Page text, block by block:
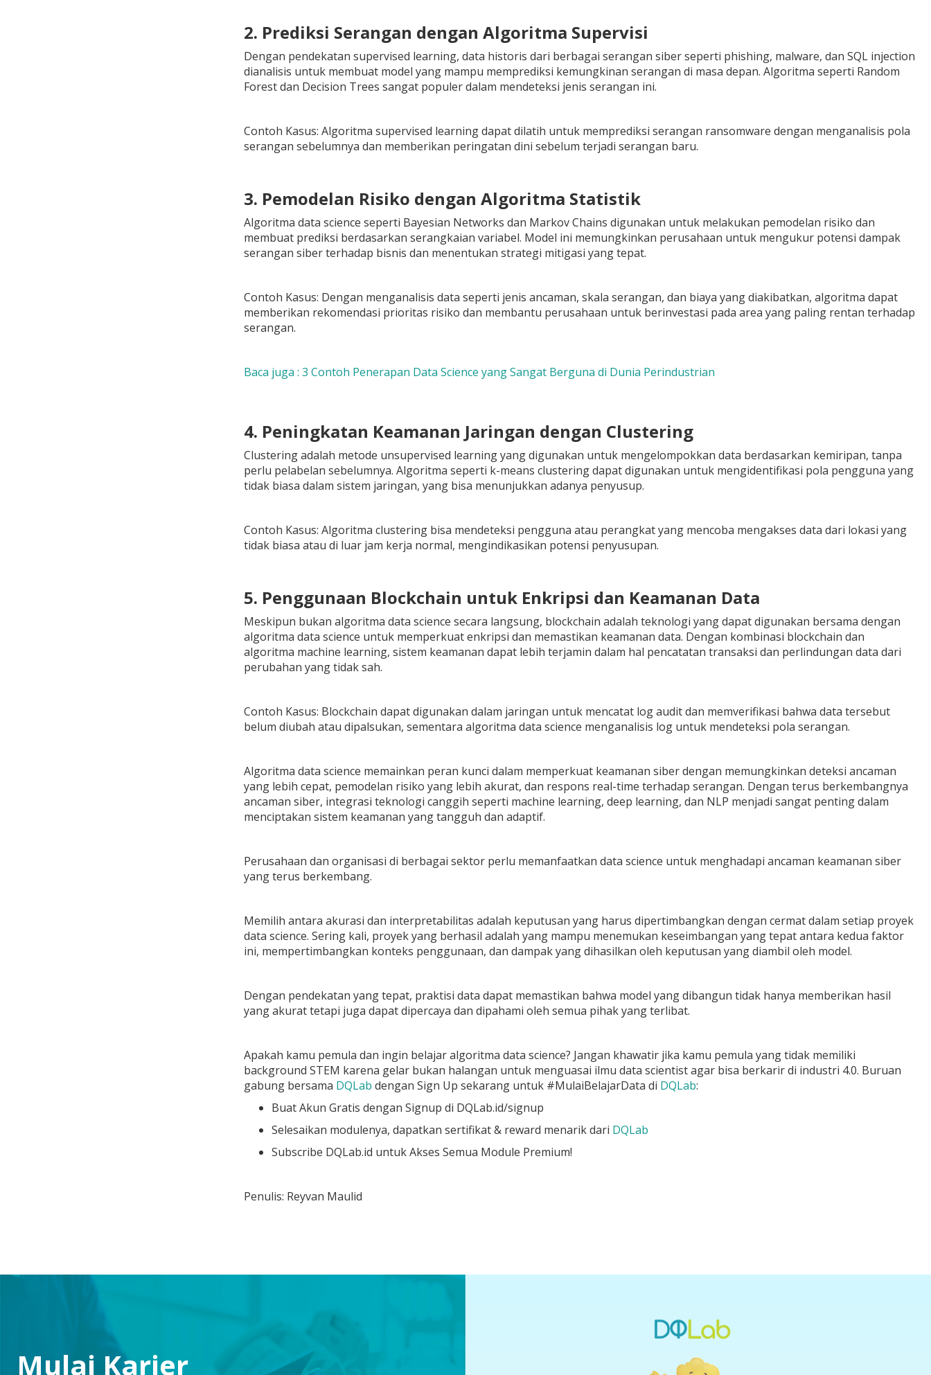
2. Prediksi Serangan dengan Algoritma Supervisi
Dengan pendekatan supervised learning, data historis dari berbagai serangan siber seperti phishing, malware, dan SQL injection
dianalisis untuk membuat model yang mampu memprediksi kemungkinan serangan di masa depan. Algoritma seperti Random
Forest dan Decision Trees sangat populer dalam mendeteksi jenis serangan ini.
Contoh Kasus: Algoritma supervised learning dapat dilatih untuk memprediksi serangan ransomware dengan menganalisis pola
serangan sebelumnya dan memberikan peringatan dini sebelum terjadi serangan baru.
3. Pemodelan Risiko dengan Algoritma Statistik
Algoritma data science seperti Bayesian Networks dan Markov Chains digunakan untuk melakukan pemodelan risiko dan
membuat prediksi berdasarkan serangkaian variabel. Model ini memungkinkan perusahaan untuk mengukur potensi dampak
serangan siber terhadap bisnis dan menentukan strategi mitigasi yang tepat.
Contoh Kasus: Dengan menganalisis data seperti jenis ancaman, skala serangan, dan biaya yang diakibatkan, algoritma dapat
memberikan rekomendasi prioritas risiko dan membantu perusahaan untuk berinvestasi pada area yang paling rentan terhadap
serangan.
Baca juga : 3 Contoh Penerapan Data Science yang Sangat Berguna di Dunia Perindustrian
4. Peningkatan Keamanan Jaringan dengan Clustering
Clustering adalah metode unsupervised learning yang digunakan untuk mengelompokkan data berdasarkan kemiripan, tanpa
perlu pelabelan sebelumnya. Algoritma seperti k-means clustering dapat digunakan untuk mengidentifikasi pola pengguna yang
tidak biasa dalam sistem jaringan, yang bisa menunjukkan adanya penyusup.
Contoh Kasus: Algoritma clustering bisa mendeteksi pengguna atau perangkat yang mencoba mengakses data dari lokasi yang
tidak biasa atau di luar jam kerja normal, mengindikasikan potensi penyusupan.
5. Penggunaan Blockchain untuk Enkripsi dan Keamanan Data
Meskipun bukan algoritma data science secara langsung, blockchain adalah teknologi yang dapat digunakan bersama dengan
algoritma data science untuk memperkuat enkripsi dan memastikan keamanan data. Dengan kombinasi blockchain dan
algoritma machine learning, sistem keamanan dapat lebih terjamin dalam hal pencatatan transaksi dan perlindungan data dari
perubahan yang tidak sah.
Contoh Kasus: Blockchain dapat digunakan dalam jaringan untuk mencatat log audit dan memverifikasi bahwa data tersebut
belum diubah atau dipalsukan, sementara algoritma data science menganalisis log untuk mendeteksi pola serangan.
Algoritma data science memainkan peran kunci dalam memperkuat keamanan siber dengan memungkinkan deteksi ancaman
yang lebih cepat, pemodelan risiko yang lebih akurat, dan respons real-time terhadap serangan. Dengan terus berkembangnya
ancaman siber, integrasi teknologi canggih seperti machine learning, deep learning, dan NLP menjadi sangat penting dalam
menciptakan sistem keamanan yang tangguh dan adaptif.
Perusahaan dan organisasi di berbagai sektor perlu memanfaatkan data science untuk menghadapi ancaman keamanan siber
yang terus berkembang.
Memilih antara akurasi dan interpretabilitas adalah keputusan yang harus dipertimbangkan dengan cermat dalam setiap proyek
data science. Sering kali, proyek yang berhasil adalah yang mampu menemukan keseimbangan yang tepat antara kedua faktor
ini, mempertimbangkan konteks penggunaan, dan dampak yang dihasilkan oleh keputusan yang diambil oleh model.
Dengan pendekatan yang tepat, praktisi data dapat memastikan bahwa model yang dibangun tidak hanya memberikan hasil
yang akurat tetapi juga dapat dipercaya dan dipahami oleh semua pihak yang terlibat.
Apakah kamu pemula dan ingin belajar algoritma data science? Jangan khawatir jika kamu pemula yang tidak memiliki
background STEM karena gelar bukan halangan untuk menguasai ilmu data scientist agar bisa berkarir di industri 4.0. Buruan
gabung bersama DQLab dengan Sign Up sekarang untuk #MulaiBelajarData di DQLab:
Buat Akun Gratis dengan Signup di DQLab.id/signup
Selesaikan modulenya, dapatkan sertifikat & reward menarik dari DQLab
Subscribe DQLab.id untuk Akses Semua Module Premium!
Penulis: Reyvan Maulid
Mulai Karier